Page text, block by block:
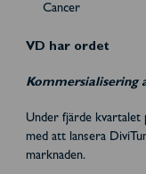
Cancer
VD har ordet
Kommersialisering
Under fjärde kvartalet
med att lansera
marknaden.